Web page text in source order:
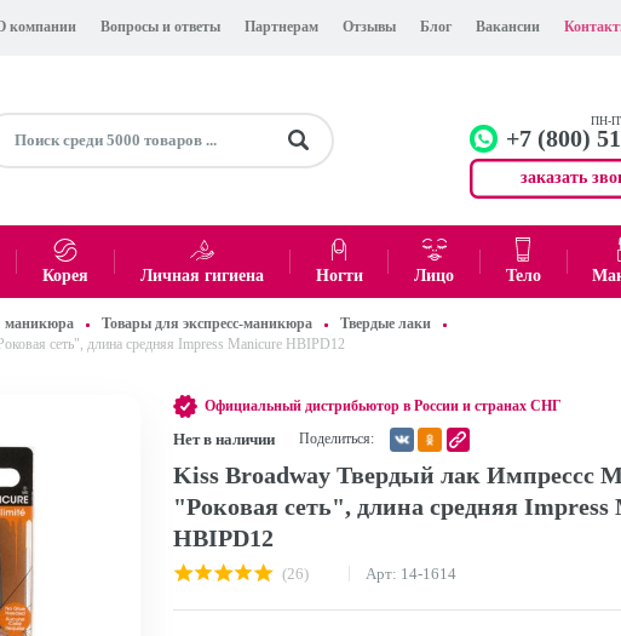
компании Вопросы и ответы Партнерам Отзывы Блог Вакансии
ПН-
+7 (800)
заказать
Офис +7 (499)
Итого:
Корея Личная гигиена Ногти Лицо Тело
маникюра Товары для экспресс-маникюра
Твердые лаки
сеть", длина средняя Impress Manicure HBIPD12
Официальный дистрибьютор в России и странах СНГ
Нет в наличии Поделиться:
Kiss Broadway Твердый лак Импрессс
"Роковая сеть", длина средняя Impress
HBIPD12
(26) Арт: 14-1614